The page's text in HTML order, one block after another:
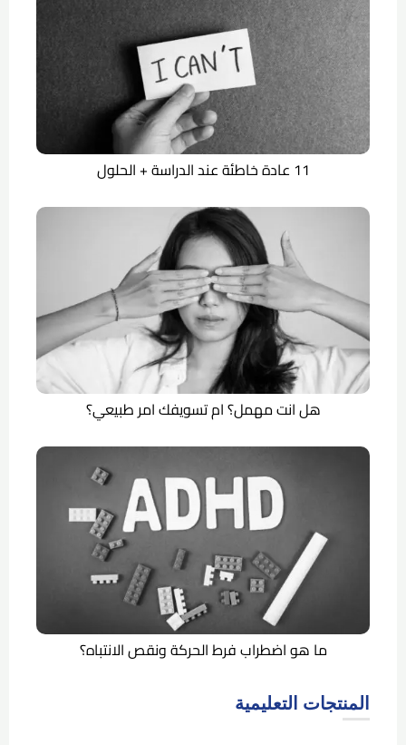
11 عادة خاطئة عند الدراسة + الحلول
هل انت مهمل؟ ام تسويفك امر طبيعي؟
ما هو اضطراب فرط الحركة ونقص الانتباه؟
المنتجات التعليمية